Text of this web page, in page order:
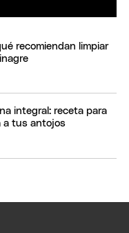
recomiendan limpiar
integral: receta para
a tus antojos